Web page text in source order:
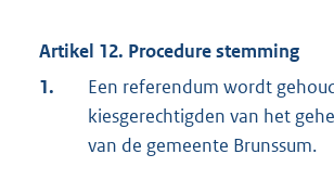
Artikel 12. Procedure stemming
1.
Een referendum wordt
kiesgerechtigden van het
van de gemeente Brunssum.